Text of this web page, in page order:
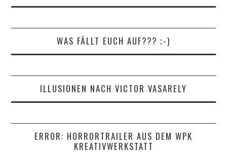
WAS FÄLLT EUCH AUF??? ;-)
ILLUSIONEN NACH VICTOR VASARELY
ERROR: HORRORTRAILER AUS DEM WPK
KREATIVWERKSTATT